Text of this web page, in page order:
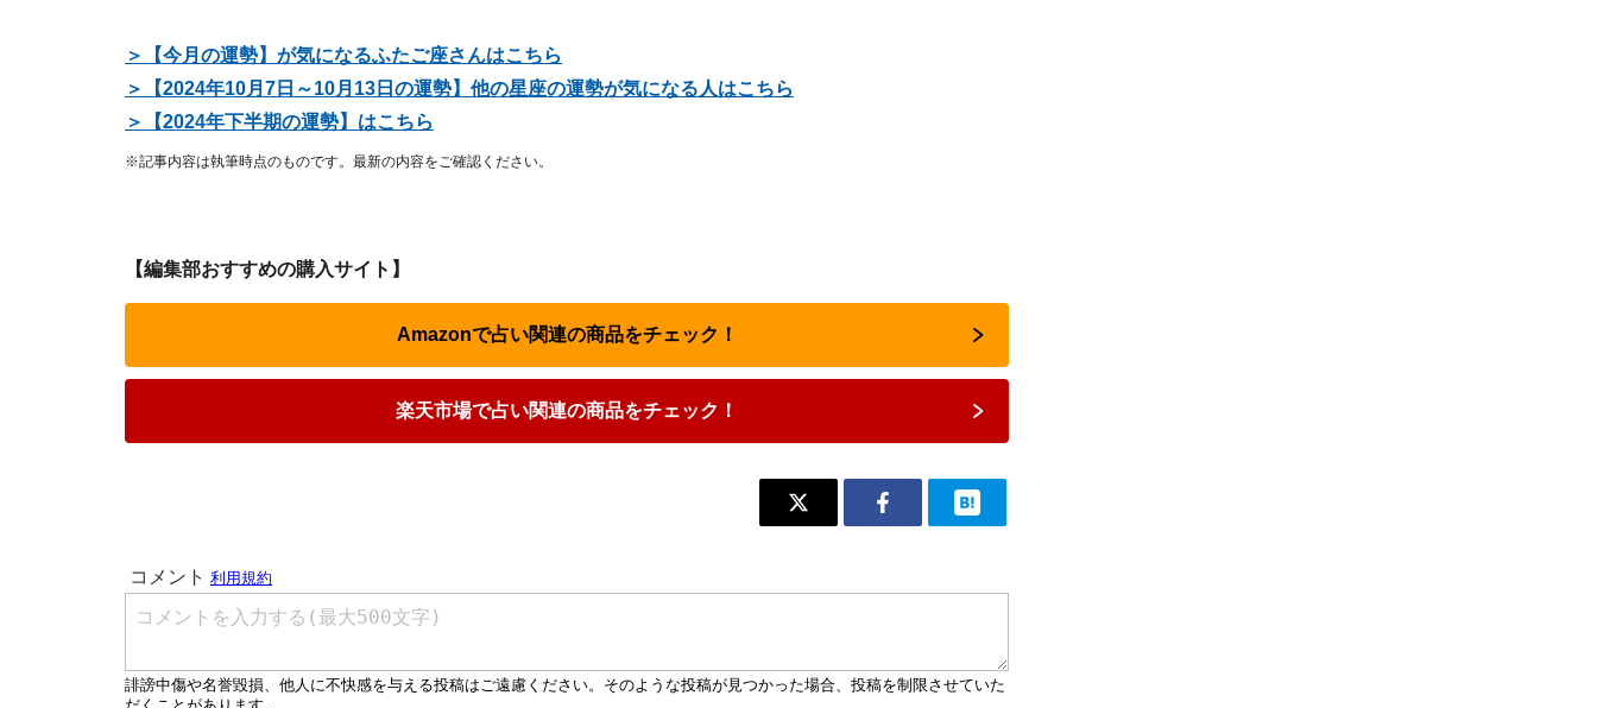
＞【今月の運勢】が気になるふたご座さんはこちら
＞【2024年10月7日～10月13日の運勢】他の星座の運勢が気になる人はこちら
​＞【2024年下半期の運勢】はこちら
※記事内容は執筆時点のものです。最新の内容をご確認ください。
【編集部おすすめの購入サイト】
Amazonで占い関連の商品をチェック！
楽天市場で占い関連の商品をチェック！